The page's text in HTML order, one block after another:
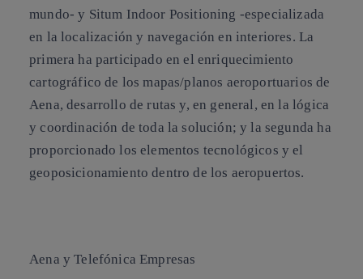
mundo- y Situm Indoor Positioning -especializada
en la localización y navegación en interiores. La
primera ha participado en el enriquecimiento
cartográfico de los mapas/planos aeroportuarios de
Aena, desarrollo de rutas y, en general, en la lógica
y coordinación de toda la solución; y la segunda ha
proporcionado los elementos tecnológicos y el
geoposicionamiento dentro de los aeropuertos.
Aena y Telefónica Empresas